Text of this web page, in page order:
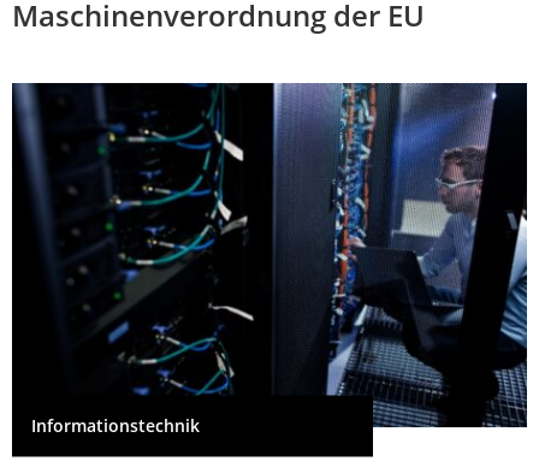
Maschinenverordnung der EU
Informationstechnik